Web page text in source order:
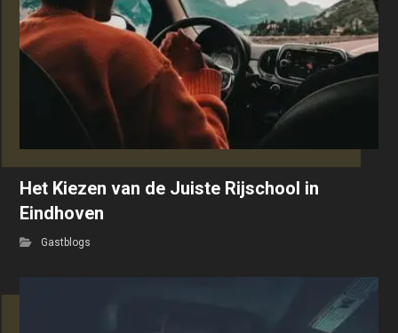
Het Kiezen van de Juiste Rijschool in
Eindhoven
Gastblogs